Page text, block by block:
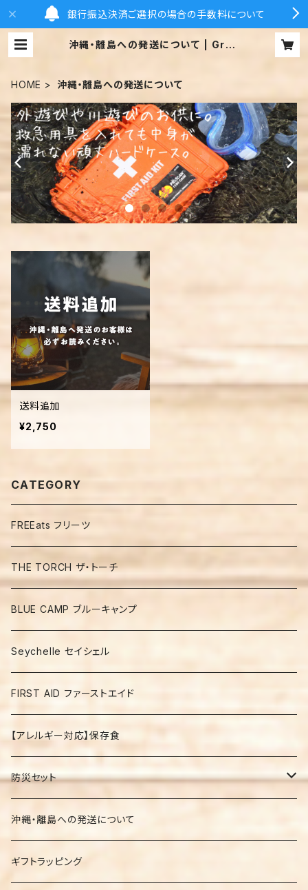
銀行振込決済ご選択の場合の手数料について
沖縄・離島への発送について | Gran
HOME
沖縄・離島への発送について
送料追加
¥2,750
CATEGORY
FREEats フリーツ
THE TORCH ザ・トーチ
BLUE CAMP ブルーキャンプ
Seychelle セイシェル
FIRST AID ファーストエイド
【アレルギー対応】保存食
防災セット
１人３日分の防災セット 335/336+/337+
【アレルギー対応】の防災セット free
沖縄・離島への発送について
ギフトラッピング